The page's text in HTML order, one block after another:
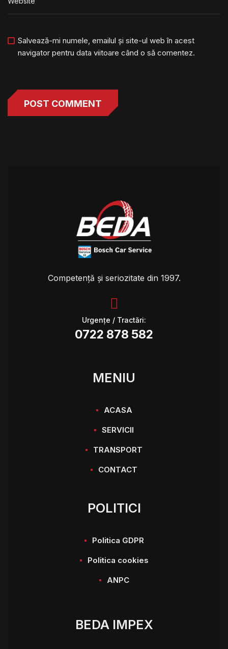
Salvează-mi numele, emailul și site-ul web în acest
navigator pentru data viitoare când o să comentez.
Competență și seriozitate din 1997.
Urgențe / Tractări:
0722 878 582
MENIU
ACASA
SERVICII
TRANSPORT
CONTACT
POLITICI
Politica GDPR
Politica cookies
ANPC
BEDA IMPEX